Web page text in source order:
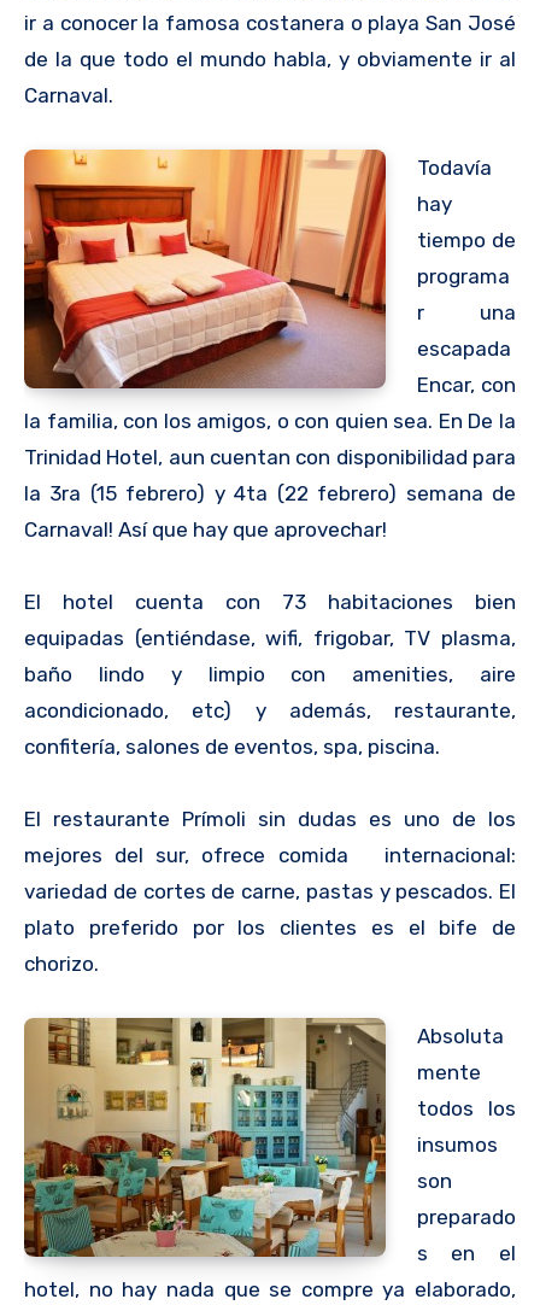
ir a conocer la famosa costanera o playa San José
de la que todo el mundo habla, y obviamente ir al
Carnaval.
Todavía
hay
tiempo de
programa
r una
escapada
Encar, con
la familia, con los amigos, o con quien sea. En De la
Trinidad Hotel, aun cuentan con disponibilidad para
la 3ra (15 febrero) y 4ta (22 febrero) semana de
Carnaval! Así que hay que aprovechar!
El hotel cuenta con 73 habitaciones bien
equipadas (entiéndase, wifi, frigobar, TV plasma,
baño lindo y limpio con amenities, aire
acondicionado, etc) y además, restaurante,
confitería, salones de eventos, spa, piscina.
El restaurante Prímoli sin dudas es uno de los
mejores del sur, ofrece comida internacional:
variedad de cortes de carne, pastas y pescados. El
plato preferido por los clientes es el bife de
chorizo.
Absoluta
mente
todos los
insumos
son
preparado
s en el
hotel, no hay nada que se compre ya elaborado,